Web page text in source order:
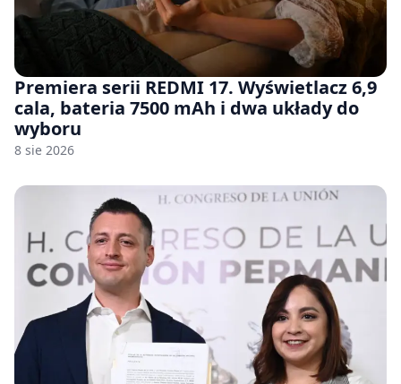
Premiera serii REDMI 17. Wyświetlacz 6,9
cala, bateria 7500 mAh i dwa układy do
wyboru
8 sie 2026